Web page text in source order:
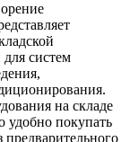
для систем
на складе
удобно покупать